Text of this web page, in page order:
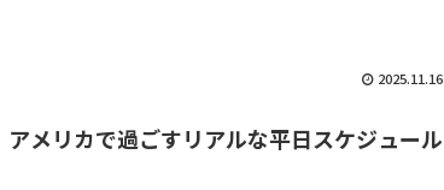
2025.11.16
アメリカで過ごすリアルな平日スケジュール